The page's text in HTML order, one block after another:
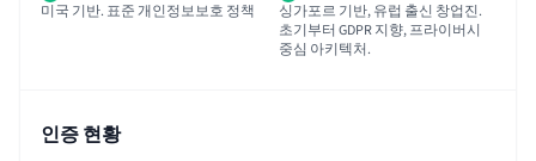
미국 기반. 표준 개인정보보호 정책
싱가포르 기반, 유럽 출신 창업진.
초기부터 GDPR 지향, 프라이버시
중심 아키텍처.
인증 현황